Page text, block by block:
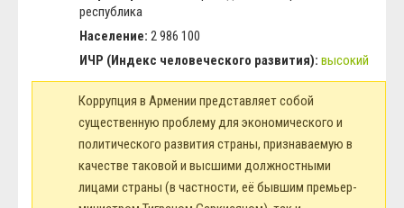
республика
Население: 2 986 100
ИЧР (Индекс человеческого развития): высокий
Коррупция в Армении представляет собой
существенную проблему для экономического и
политического развития страны, признаваемую в
качестве таковой и высшими должностными
лицами страны (в частности, её бывшим премьер-